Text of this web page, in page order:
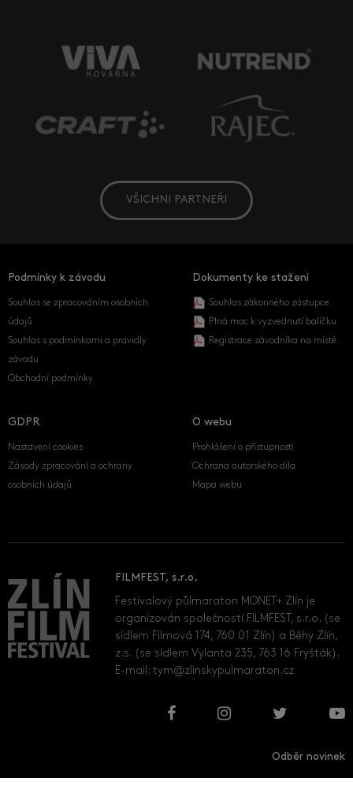
VŠICHNI PARTNEŘI
Podmínky k závodu
Souhlas se zpracováním osobních
údajů
Souhlas s podmínkami a pravidly
závodu
Obchodní podmínky
Dokumenty ke stažení
Souhlas zákonného zástupce
Plná moc k vyzvednutí balíčku
Registrace závodníka na místě
GDPR
Nastavení cookies
Zásady zpracování a ochrany
osobních údajů
O webu
Prohlášení o přístupnosti
Ochrana autorského díla
Mapa webu
FILMFEST, s.r.o.
Festivalový půlmaraton MONET+ Zlín je
organizován společností FILMFEST, s.r.o. (se
sídlem Filmová 174, 760 01 Zlín) a Běhy Zlín,
z.s. (se sídlem Vylanta 235, 763 16 Fryšták).
E-mail:tym@zlinskypulmaraton.cz
Odběr novinek